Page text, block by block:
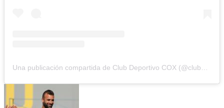
Una publicación compartida de Club Deportivo COX (@clubdeportivocox)